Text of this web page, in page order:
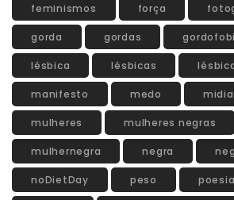
feminismos força
gorda gordas
lésbica lésbicas
manifesto medo midia
mulheres mulheres negras
mulhernegra negra
noDietDay peso poesia